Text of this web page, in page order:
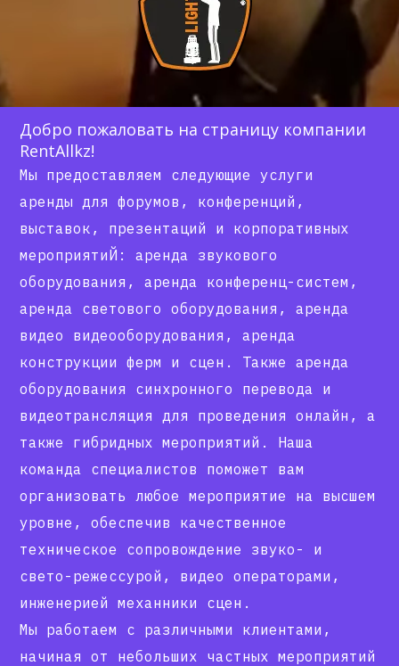
Добро пожаловать на страницу компании
RentAllkz!
Мы предоставляем следующие услуги
аренды для форумов, конференций,
выставок, презентаций и корпоративных
мероприятиЙ: аренда звукового
оборудования, аренда конференц-систем,
аренда светового оборудования, аренда
видео видеооборудования, аренда
конструкции ферм и сцен. Также аренда
оборудования синхронного перевода и
видеотрансляция для проведения онлайн, а
также гибридных мероприятий. Наша
команда специалистов поможет вам
организовать любое мероприятие на высшем
уровне, обеспечив качественное
техническое сопровождение звуко- и
свето-режессурой, видео операторами,
инженерией механники сцен.
Мы работаем с различными клиентами,
начиная от небольших частных мероприятий